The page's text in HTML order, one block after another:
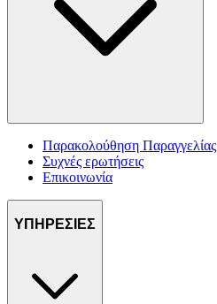
Παρακολούθηση Παραγγελίας
Συχνές ερωτήσεις
Επικοινωνία
ΥΠΗΡΕΣΙΕΣ